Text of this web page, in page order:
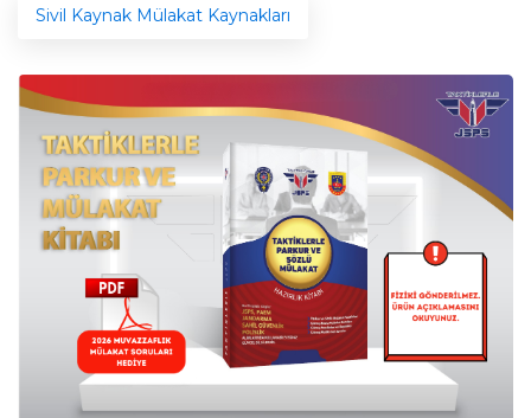
Sivil Kaynak Mülakat Kaynakları